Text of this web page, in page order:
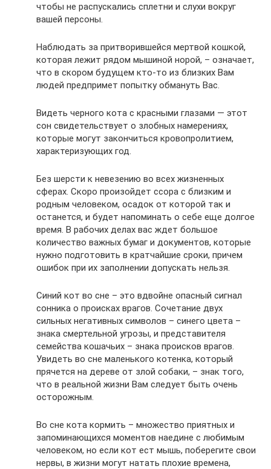
чтобы не распускались сплетни и слухи вокруг
вашей персоны.
Наблюдать за притворившейся мертвой кошкой,
которая лежит рядом мышиной норой, – означает,
что в скором будущем кто-то из близких Вам
людей предпримет попытку обмануть Вас.
Видеть черного кота с красными глазами — этот
сон свидетельствует о злобных намерениях,
которые могут закончиться кровопролитием,
характеризующих год.
Без шерсти к невезению во всех жизненных
сферах. Скоро произойдет ссора с близким и
родным человеком, осадок от которой так и
останется, и будет напоминать о себе еще долгое
время. В рабочих делах вас ждет большое
количество важных бумаг и документов, которые
нужно подготовить в кратчайшие сроки, причем
ошибок при их заполнении допускать нельзя.
Синий кот во сне – это вдвойне опасный сигнал
сонника о происках врагов. Сочетание двух
сильных негативных символов – синего цвета –
знака смертельной угрозы, и представителя
семейства кошачьих – знака происков врагов.
Увидеть во сне маленького котенка, который
прячется на дереве от злой собаки, – знак того,
что в реальной жизни Вам следует быть очень
осторожным.
Во сне кота кормить – множество приятных и
запоминающихся моментов наедине с любимым
человеком, но если кот ест мышь, поберегите свои
нервы, в жизни могут натать плохие времена,